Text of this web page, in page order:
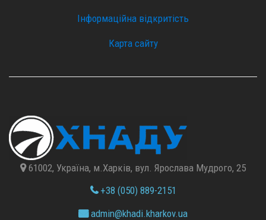
Інформаційна відкритість
Карта сайту
61002, Україна, м.Харків, вул. Ярослава Мудрого, 25
+38 (050) 889-2151
admin@khadi.kharkov.ua